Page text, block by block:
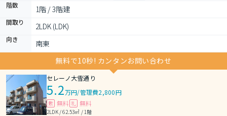
階数 1階 / 3階建
間取り 2LDK (LDK)
向き
南東
無料で10秒! カンタンお問い合わせ
セレーノ大雪通り
5.2万円/管理費2,800円
敷 無料 礼 無料
2LDK / 62.53㎡ / 1階